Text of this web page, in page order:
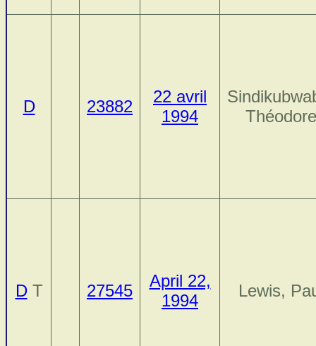
D 23882
22 avril
1994
Théodore
DT 27545
April 22,
1994
Lewis,